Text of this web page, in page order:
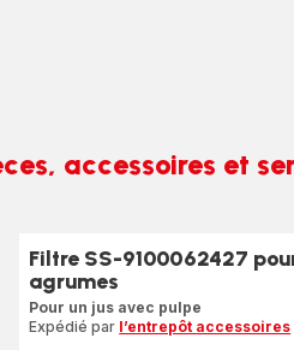
accessoires et
Filtre SS-9100062427
agrumes
Pour un jus avec pulpe
Expédié par l’entrepôt accessoires